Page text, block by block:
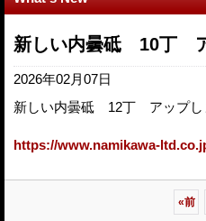
新しい内曇砥 10丁
2026年02月07日
新しい内曇砥 12丁 アップし
https://www.namikawa-
«前